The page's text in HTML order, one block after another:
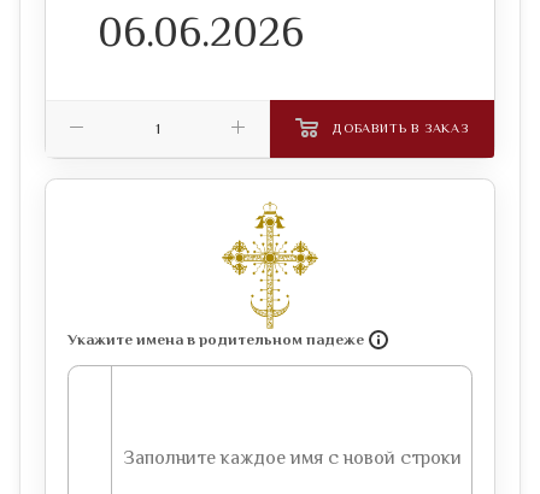
Укажите имена в родительном падеже
ДОБАВИТЬ В ЗАКАЗ